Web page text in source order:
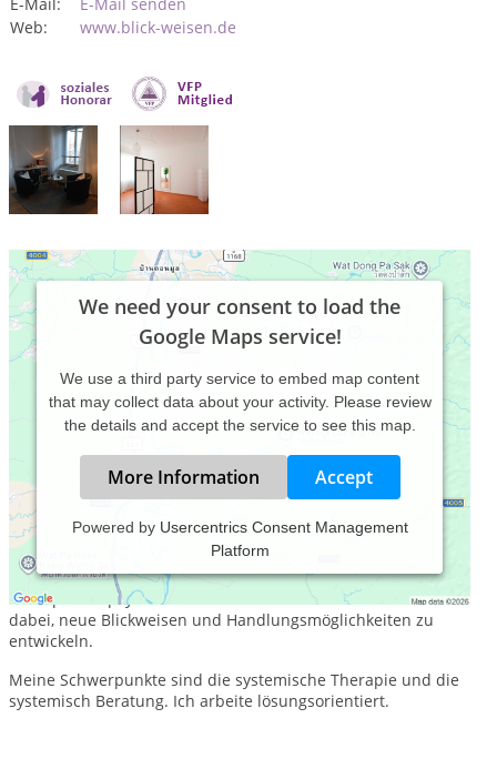
Web:
www.blick-weisen.de
We need your consent to load the
Google Maps service!
We use a third party service to embed map content
that may collect data about your activity. Please review
the details and accept the service to see this map.
More Information Accept
Powered by Usercentrics Consent Management
Platform
In meiner Praxis biete ich diagnostische Abklärung, Beratung,
systemisches Coaching, NLP-Coaching und systemische
Therapie bei psychischen Problemen an.
Ich unterstütze Sie
dabei, neue Blickweisen und Handlungsmöglichkeiten zu
entwickeln.
Meine Schwerpunkte sind die systemische Therapie und die
systemisch Beratung. Ich arbeite lösungsorientiert.